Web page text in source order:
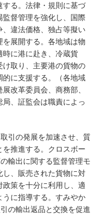
る。法律・規則に基づ
督管理を強化し、国際
違法価格、独占等擬い
展開する。各地域は物
に港に赴き、冷蔵貨
取り、主要港の貨物の
に支援する。（各地域
改革委員会、商務部、
、証監会は職責によっ
引の発展を加速させ、質
推進する。クロスボー
輸出に関する監督管理モ
、販売された貨物に対
政策を十分に利用し、適
に指導する。すみやか
の輸出返品と交換を促進